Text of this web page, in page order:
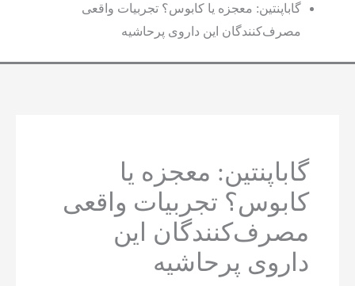
گاباپنتین: معجزه یا کابوس؟ تجربیات واقعی
مصرف‌کنندگان این داروی پرحاشیه
گاباپنتین: معجزه یا
کابوس؟ تجربیات واقعی
مصرف‌کنندگان این
داروی پرحاشیه